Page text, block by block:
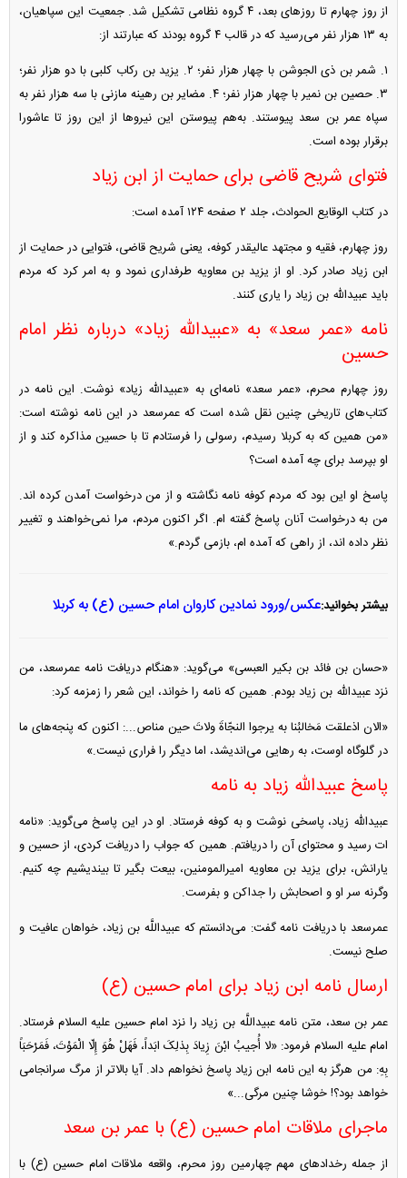
از روز چهارم تا روز‌های بعد، ۴ گروه نظامی تشکیل شد. جمعیت این سپاهیان،
به ۱۳ هزار نفر می‌رسید که در قالب ۴ گروه بودند که عبارتند از:
۱. شمر بن ذی الجوشن با چهار هزار نفر؛ ۲. یزید بن رکاب کلبی با دو هزار نفر؛
۳. حصین بن نمیر با چهار هزار نفر؛ ۴. مضایر بن رهینه مازنی با سه هزار نفر به
سپاه عمر بن سعد پیوستند. به‌هم پیوستن این نیرو‌ها از این روز تا عاشورا
برقرار بوده است.
فتوای شریح قاضی برای حمایت از ابن زیاد
در کتاب الوقایع الحوادث، جلد ۲ صفحه ۱۲۴ آمده است:
روز چهارم، فقیه و مجتهد عالیقدر کوفه، یعنی شریح قاضی، فتوایی در حمایت از
ابن زیاد صادر کرد. او از یزید بن معاویه طرفداری نمود و به امر کرد که مردم
باید عبیداللّه‏ بن زیاد را یاری کنند.
نامه «عمر سعد» به «عبیدالله زیاد» درباره نظر امام
حسین
روز چهارم محرم، «عمر سعد» نامه‌ای به «عبیدالله زیاد» نوشت. این نامه در
کتاب‌های تاریخی چنین نقل شده است که عمرسعد در این نامه نوشته است:
«من همین که به کربلا رسیدم، رسولی را فرستادم تا با حسین مذاکره کند و از
او بپرسد برای چه آمده است؟
پاسخ او این بود که مردم کوفه نامه نگاشته و از من درخواست آمدن کرده اند.
من به درخواست آنان پاسخ گفته ام. اگر اکنون مردم، مرا نمی‌خواهند و تغییر
نظر داده اند، از راهی که آمده ام، بازمی گردم.»
بیشتر بخوانید:عکس/ورود نمادین کاروان امام حسین (ع) به کربلا
«حسان بن فائد بن بکیر العبسی» می‌گوید: «هنگام دریافت نامه عمرسعد، من
نزد عبیدالله بن زیاد بودم. همین که نامه را خواند، این شعر را زمزمه کرد:
«الان اذعلقت مَخالبُنا به یرجوا النجّاةَ ولاتَ حین مناص...: اکنون که پنجه‌های ما
در گلوگاه اوست، به رهایی می‌اندیشد، اما دیگر را فراری نیست.»
پاسخ عبیدالله زیاد به نامه
عبیدالله زیاد، پاسخی نوشت و به کوفه فرستاد. او در این پاسخ می‌گوید: «نامه
ات رسید و محتوای آن را دریافتم. همین که جواب را دریافت کردی، از حسین و
یارانش، برای یزید بن معاویه امیرالمومنین، بیعت بگیر تا بیندیشیم چه کنیم.
وگرنه سر او و اصحابش را جداکن و بفرست.
عمرسعد با دریافت نامه گفت: می‌دانستم که عبیداللَّه بن زیاد، خواهان عافیت و
صلح نیست.
ارسال نامه ابن زیاد برای امام حسین (ع)
عمر بن سعد، متن نامه عبیداللَّه بن زیاد را نزد امام حسین علیه السلام فرستاد.
امام علیه السلام فرمود: «لا أُجیبُ ابْنَ زِیادَ بِذلِکَ ابَداً، فَهَلْ هُوَ إِلّا الْمَوْتَ، فَمَرْحَبَاً
بِهِ: من هرگز به این نامه ابن زیاد پاسخ نخواهم داد. آیا بالاتر از مرگ سرانجامی
خواهد بود؟! خوشا چنین مرگی...»
ماجرای ملاقات امام حسین (ع) با عمر بن سعد
از جمله رخداد‌های مهم چهارمین روز محرم، واقعه ملاقات امام حسین (ع) با